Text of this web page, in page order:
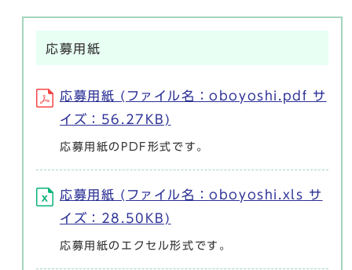
応募用紙
応募用紙 (ファイル名：oboyoshi.pdf サ
イズ：56.27KB)
応募用紙のPDF形式です。
応募用紙 (ファイル名：oboyoshi.xls サ
イズ：28.50KB)
応募用紙のエクセル形式です。